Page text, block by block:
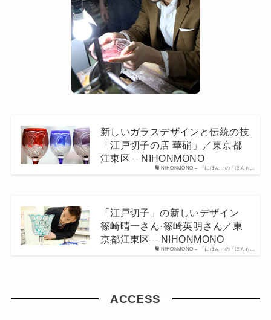
NIHONMONO – 「にほん」の「ほんも…
新しいガラスデザインと伝統の技
「江戸切子の店 華硝」／東京都
江東区 – NIHONMONO
NIHONMONO – 「にほん」の「ほんも…
「江戸切子」の新しいデザイン
篠崎晴一さん·篠崎英明さん／東
京都江東区 – NIHONMONO
ACCESS